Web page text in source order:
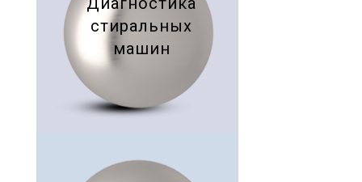
стиральных
машин